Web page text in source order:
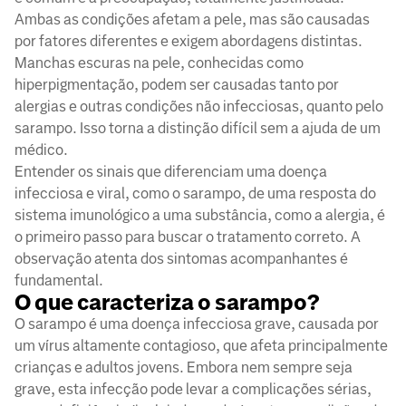
Ambas as condições afetam a pele, mas são causadas
por fatores diferentes e exigem abordagens distintas.
Manchas escuras na pele, conhecidas como
hiperpigmentação, podem ser causadas tanto por
alergias e outras condições não infecciosas, quanto pelo
sarampo. Isso torna a distinção difícil sem a ajuda de um
médico.
Entender os sinais que diferenciam uma doença
infecciosa e viral, como o sarampo, de uma resposta do
sistema imunológico a uma substância, como a alergia, é
o primeiro passo para buscar o tratamento correto. A
observação atenta dos sintomas acompanhantes é
fundamental.
O que caracteriza o sarampo?
O sarampo é uma doença infecciosa grave, causada por
um vírus altamente contagioso, que afeta principalmente
crianças e adultos jovens. Embora nem sempre seja
grave, esta infecção pode levar a complicações sérias,